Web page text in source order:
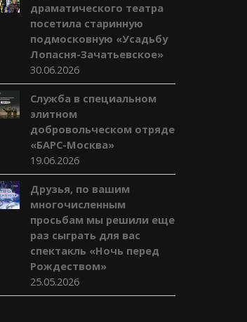
драматического театра
посетила старинную
подмосковную «Усадьбу
Лопасня-Зачатьевское»
30.06.2026
Служба в специальном
элитном
добровольческом отряде
«БАРС-Москва»
19.06.2026
Друзья, по вашим
многочисленным
просьбам мы решили еще
раз сыграть для вас
спектакль «Ночь перед
Рождеством»
25.05.2026